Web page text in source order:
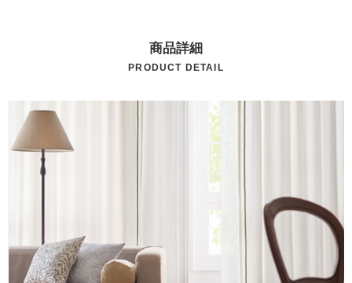
商品詳細
PRODUCT DETAIL